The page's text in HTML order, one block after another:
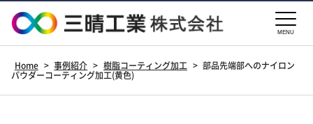
MENU
Home > 事例紹介 > 樹脂コーティング加工 > 部品先端部へのナイロン
パウダーコーティング加工(黄色)